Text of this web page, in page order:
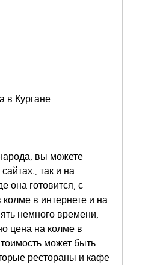
в Кургане
вы можете
так и на
она готовится, с
в интернете и на
немного времени,
цена на колме в
может быть
рестораны и кафе